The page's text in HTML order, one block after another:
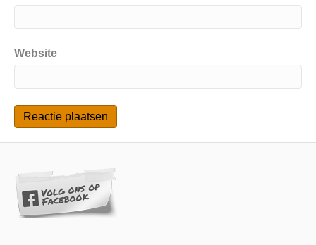
Website